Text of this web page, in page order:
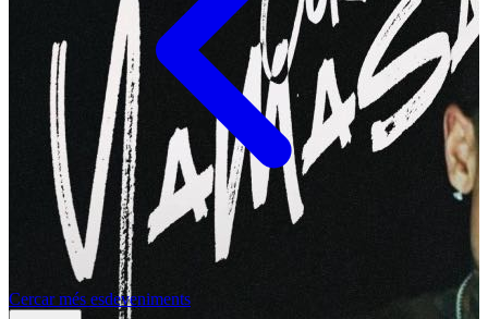
Cercar més esdeveniments